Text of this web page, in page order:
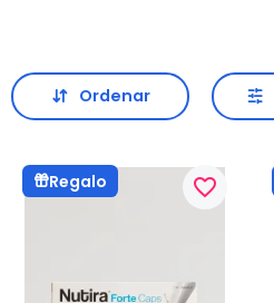
Ordenar
Regalo favorite_border